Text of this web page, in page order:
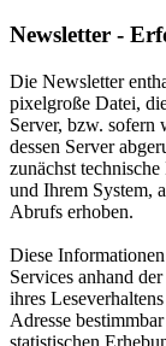
Newsletter -
Die Newsletter
pixelgroße Datei,
Server, bzw. sofern
dessen Server
zunächst
und Ihrem System,
Abrufs erhoben.
Diese
Services anhand
ihres
Adresse
statistischen